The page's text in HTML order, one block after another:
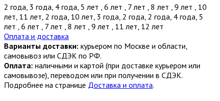
2 года 3 года 4 года 5 лет 6 лет 7 лет 8 лет 9 лет
10
лет 11 лет 2 года 10 лет 3 года 2 года 2 года 4 года 5
лет 6 лет 7 лет 8 лет 9 лет 11 лет 12 лет
Оплата и доставка
Варианты доставки: курьером по Москве и области,
самовывоз или СДЭК по РФ.
Оплата: наличными и картой (при доставке курьером или
самовывозе), переводом или при получении в СДЭК.
Подробнее на странице Доставка и оплата.